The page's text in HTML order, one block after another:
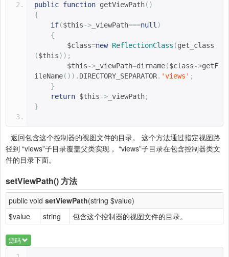
public function getViewPath()
{
if($this-> _viewPath===null)
{
$class=new ReflectionClass (get_class
($this));
$this-> _viewPath=dirname($class->getF
ileName()). DIRECTORY_SEPARATOR. 'views' ;
}
return $this-> _viewPath;
}
返回包含这个控制器的视图文件的目录。 这个方法通过指定视图路
径到 “views”子目录覆盖父类实现， “views”子目录在包含控制器类文
件的目录下面。
setViewPath()方法
public void setViewPath(string $value)
$value
string 包含这个控制器的视图文件的目录。
源码